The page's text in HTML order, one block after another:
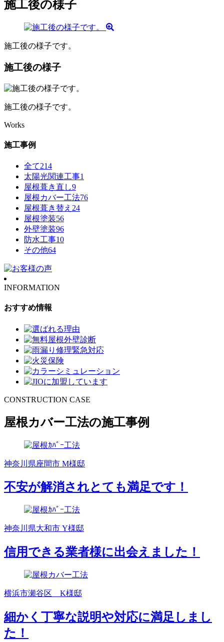
施工後の様子
施工後の様子です。
施工後の様子
施工後の様子です。
Works
施工事例
全て214
太陽光関連工事1
屋根葺き直し9
屋根カバー工法76
屋根葺き替え 24
屋根塗装56
外壁塗装96
防水工事10
その他64
INFORMATION
おすすめ情報
CONSTRUCTION CASE
屋根カバー工法の施工事例
神奈川県座間市 M様邸
不安が解消されとても満足です！
神奈川県大和市 Y様邸
信用できる業者様に出会えました！
横浜市瀬谷区 K様邸
細かく丁寧な説明や対応に満足しまし
た！